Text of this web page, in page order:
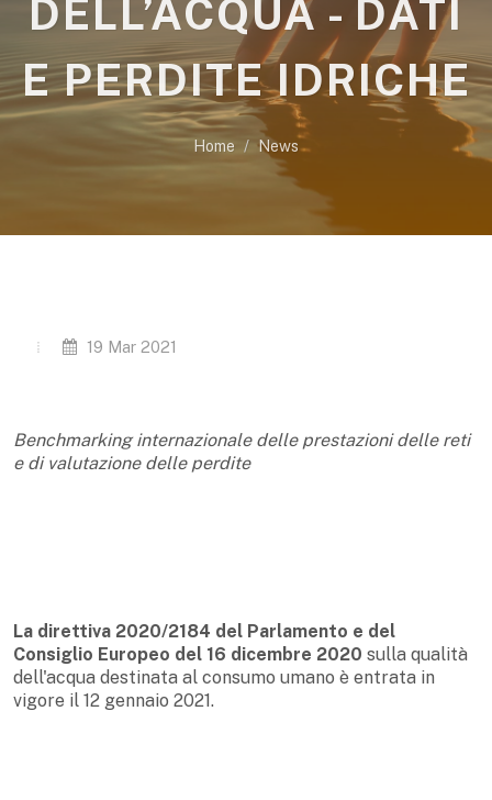
DELL’ACQUA - DATI
E PERDITE IDRICHE
Home News
19 Mar 2021
Benchmarking internazionale delle prestazioni delle reti
e di valutazione delle perdite
La direttiva 2020/2184 del Parlamento e del
Consiglio Europeo del 16 dicembre 2020 sulla qualità
dell'acqua destinata al consumo umano è entrata in
vigore il 12 gennaio 2021.